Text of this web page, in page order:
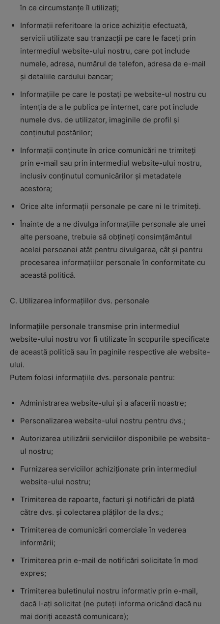
în ce circumstanțe îl utilizați;
Informații referitoare la orice achiziție efectuată,
servicii utilizate sau tranzacții pe care le faceți prin
intermediul website-ului nostru, care pot include
numele, adresa, numărul de telefon, adresa de e-mail
și detaliile cardului bancar;
Informațiile pe care le postați pe website-ul nostru cu
intenția de a le publica pe internet, care pot include
numele dvs. de utilizator, imaginile de profil și
conținutul postărilor;
Informații conținute în orice comunicări ne trimiteți
prin e-mail sau prin intermediul website-ului nostru,
inclusiv conținutul comunicărilor și metadatele
acestora;
Orice alte informații personale pe care ni le trimiteți.
Înainte de a ne divulga informațiile personale ale unei
alte persoane, trebuie să obțineți consimțământul
acelei persoanei atât pentru divulgarea, cât și pentru
procesarea informațiilor personale în conformitate cu
această politică.
C. Utilizarea informațiilor dvs. personale
Informațiile personale transmise prin intermediul
website-ului nostru vor fi utilizate în scopurile specificate
de această politică sau în paginile respective ale website-
ului.
Putem folosi informațiile dvs. personale pentru:
Administrarea website-ului și a afacerii noastre;
Personalizarea website-ului nostru pentru dvs.;
Autorizarea utilizării serviciilor disponibile pe website-
ul nostru;
Furnizarea serviciilor achiziționate prin intermediul
website-ului nostru;
Trimiterea de rapoarte, facturi și notificări de plată
către dvs. și colectarea plăților de la dvs.;
Trimiterea de comunicări comerciale în vederea
informării;
Trimiterea prin e-mail de notificări solicitate în mod
expres;
Trimiterea buletinului nostru informativ prin e-mail,
dacă l-ați solicitat (ne puteți informa oricând dacă nu
mai doriți această comunicare);